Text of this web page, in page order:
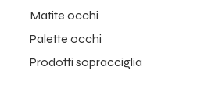
Matite occhi
Palette occhi
Prodotti sopracciglia